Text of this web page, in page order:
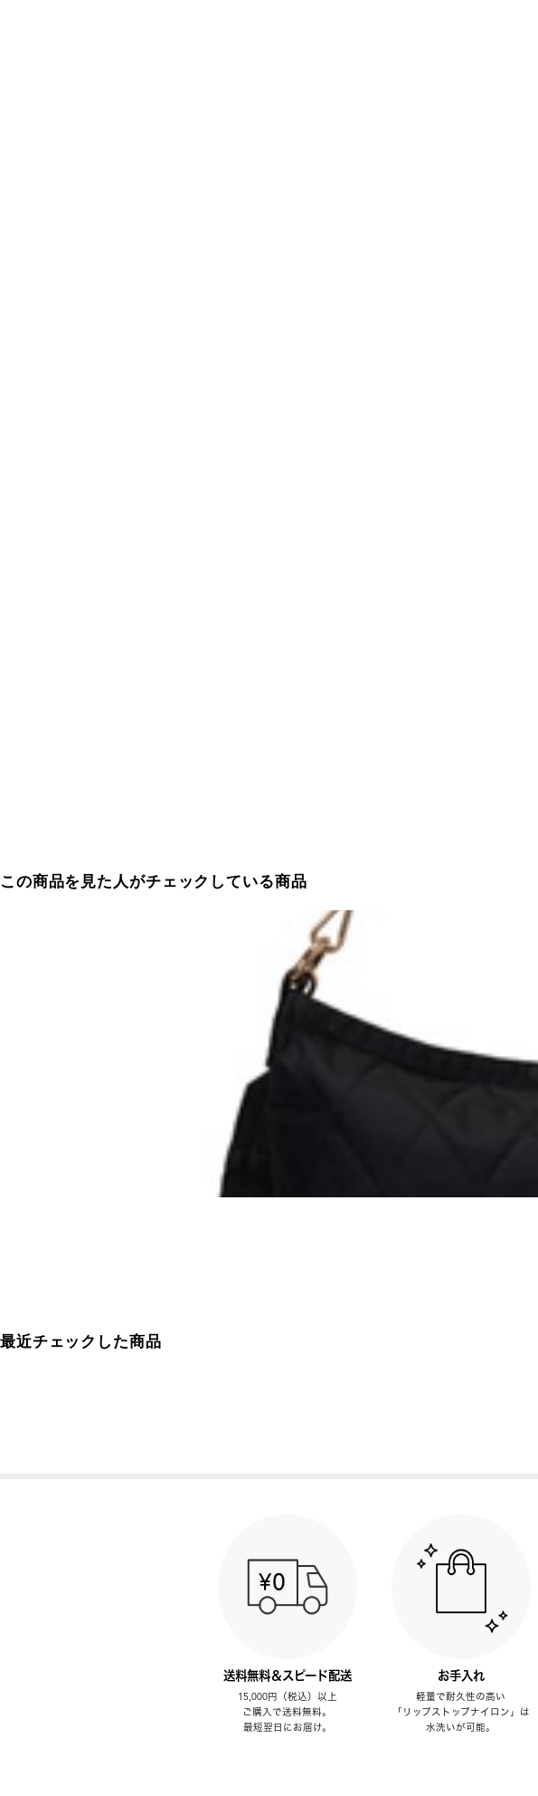
この商品を見た人がチェックしている商品
最近チェックした商品
送料無料＆スピード配送
15,000円（税込）以上
ご購入で送料無料。
最短翌日にお届け。
お手入れ
軽量で耐久性の高い
「リップストップナイロン」は
水洗いが可能。